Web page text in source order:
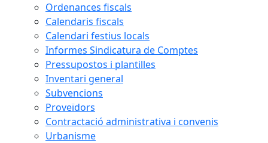
Ordenances fiscals
Calendaris fiscals
Calendari festius locals
Informes Sindicatura de Comptes
Pressupostos i plantilles
Inventari general
Subvencions
Proveïdors
Contractació administrativa i convenis
Urbanisme